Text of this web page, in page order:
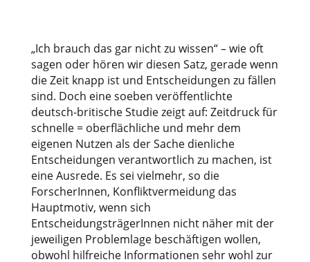
„Ich brauch das gar nicht zu wissen“ – wie oft
sagen oder hören wir diesen Satz, gerade wenn
die Zeit knapp ist und Entscheidungen zu fällen
sind. Doch eine soeben veröffentlichte
deutsch-britische Studie zeigt auf: Zeitdruck für
schnelle = oberflächliche und mehr dem
eigenen Nutzen als der Sache dienliche
Entscheidungen verantwortlich zu machen, ist
eine Ausrede. Es sei vielmehr, so die
ForscherInnen, Konfliktvermeidung das
Hauptmotiv, wenn sich
EntscheidungsträgerInnen nicht näher mit der
jeweiligen Problemlage beschäftigen wollen,
obwohl hilfreiche Informationen sehr wohl zur